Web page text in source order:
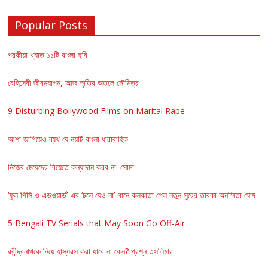
Popular Posts
পরকীয়া খ্যাত ১১টি বাংলা ছবি
বেহিসেবী জীবনযাপন, আজ স্মৃতির অতলে সৌমিত্র
9 Disturbing Bollywood Films on Marital Rape
আশা জাগিয়েও ব্যর্থ যে নয়টি বাংলা ধারাবাহিক
নিজের মেয়েদের বিয়েতে কন্যাদান করব না: সোমা
‘ফুল পিসি ও এডওয়ার্ড’-এর ‘চলে যেও না’ গানে কলকাতা পেল নতুন সুরের তারকা অনস্মিতা ঘোষ
5 Bengali TV Serials that May Soon Go Off-Air
রবীন্দ্রনাথকে নিয়ে হাস্যরস করা যাবে না কেন? প্রশ্ন তসলিমার